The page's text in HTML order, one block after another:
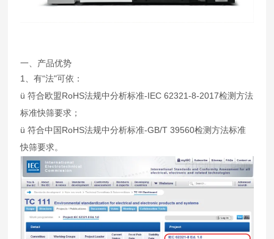
一、产品优势
1、有“法"可依：
ü 符合欧盟RoHS法规中分析标准-IEC 62321-8-2017检测方法
标准快筛要求；
ü 符合中国RoHS法规中分析标准-GB/T 39560检测方法标准
快筛要求。